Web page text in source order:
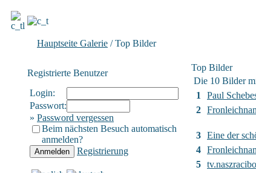
Hauptseite Galerie / Top Bilder
Registrierte Benutzer
Login:
Passwort:
» Password vergessen
Beim nächsten Besuch automatisch
anmelden?
Registrierung
Top Bilder
Die 10 Bilder
1
Paul
2
3 Eine der
4
5